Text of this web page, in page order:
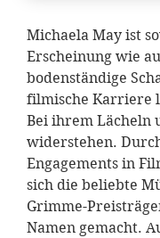
Michaela May ist
Erscheinung wie
bodenständige
filmische Karriere
Bei ihrem Lächeln
widerstehen.
Engagements in
sich die beliebte
Grimme-
Namen gemacht.